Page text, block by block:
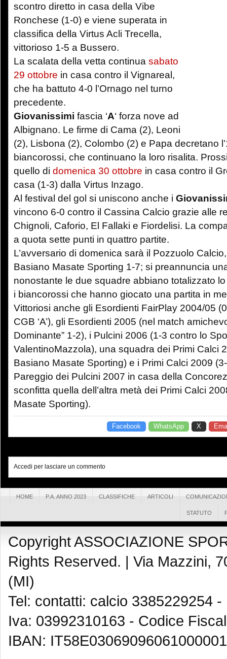
scontro diretto in casa della Vibe
Ronchese (1-0) e viene superata in
classifica della Virtus Acli Trecella,
vittorioso 1-5 a Bussero.
La scalata della vetta continua sabato
29 ottobre in casa contro il Vignareal,
che ha battuto 4-0 l’Ornago nel turno
precedente.
Giovanissimi fascia ‘A‘ forza nove ad
Albignano. Le firme di Cama (2), Leoni
(2), Lisbona (2), Colombo (2) e Papa decretano
biancorossi, che continuano la loro risalita.
quello di domenica 30 ottobre in casa contro il
casa (1-3) dalla Virtus Inzago.
Al festival del gol si uniscono anche i
vincono 6-0 contro il Cassina Calcio grazie alle
Chignoli, Caforio, El Fallaki e Fiordelisi. La
a quota sette punti in quattro partite.
L’avversario di domenica sarà il Pozzuolo
Basiano Masate Sporting 1-7; si preannuncia
nonostante le due squadre abbiano totalizzato
i biancorossi che hanno giocato una partita in
Vittoriosi anche gli Esordienti FairPlay 2004/05
CGB ‘A’), gli Esordienti 2005 (nel match
Dominante” 1-2), i Pulcini 2006 (1-3 contro lo
ValentinoMazzola), una squadra dei Primi Calci
Basiano Masate Sporting) e i Primi Calci 2009
Pareggio dei Pulcini 2007 in casa della
sconfitta quella dell’altra metà dei Primi Calci
Masate Sporting).
Facebook WhatsApp X
Accedi per lasciare un commento
HOME P.A. ANNO 2023 CLASSIFICHE ARTICOLI
STATUTO
Copyright ASSOCIAZIONE
Rights Reserved. | Via Mazzini,
(MI)
Tel: contatti: calcio 3385229254
Iva: 03992310163 - Codice
IBAN: